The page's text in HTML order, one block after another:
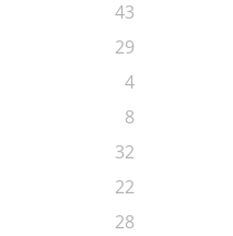
43
29
4
8
32
22
28